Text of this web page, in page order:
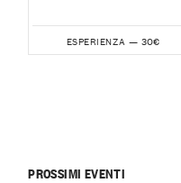
ESPERIENZA — 30€
PROSSIMI EVENTI